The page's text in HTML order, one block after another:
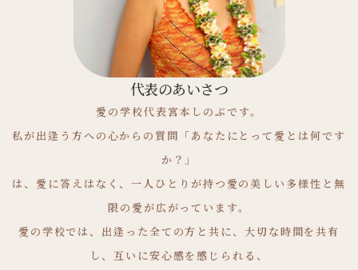
代表のあいさつ
愛の学校代表宮本しのぶです。
私が出逢う方への心からの質問「あなたにとって愛とは何です
か？」
は、愛に答えはなく、一人ひとりが持つ愛の美しい多様性と無
限の愛が広がっています。
愛の学校では、出逢った全ての方と共に、大切な時間を共有
し、互いに安心感を感じられる、